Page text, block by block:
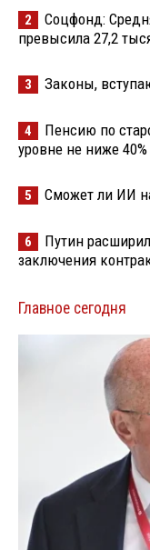
2
Соцфонд:
превысила 27,2
3 Законы,
4
Пенсию по
уровне не ниже 40%
5 Сможет ли ИИ
6
Путин
заключения
Главное сегодня